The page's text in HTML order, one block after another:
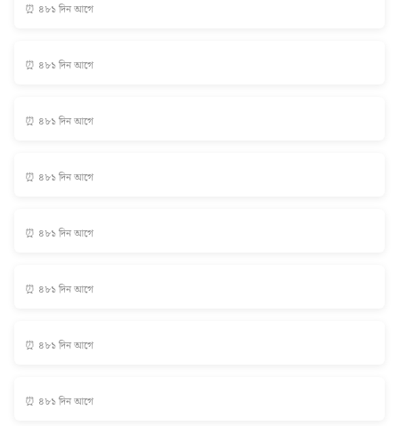
⏰ ৪৮১ দিন আগে
⏰ ৪৮১ দিন আগে
⏰ ৪৮১ দিন আগে
⏰ ৪৮১ দিন আগে
⏰ ৪৮১ দিন আগে
⏰ ৪৮১ দিন আগে
⏰ ৪৮১ দিন আগে
⏰ ৪৮১ দিন আগে